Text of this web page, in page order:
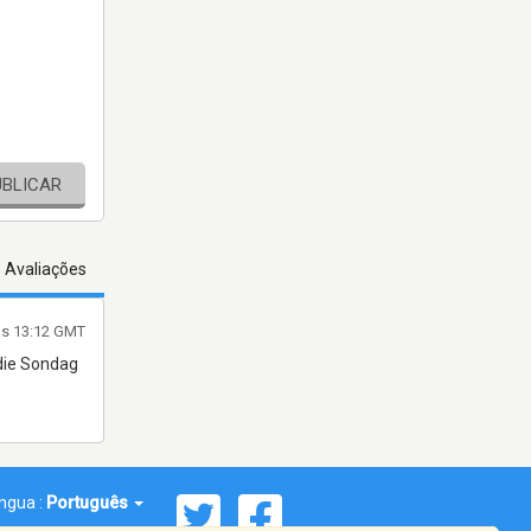
Avaliações
Sondag
13:12 GMT
: Português